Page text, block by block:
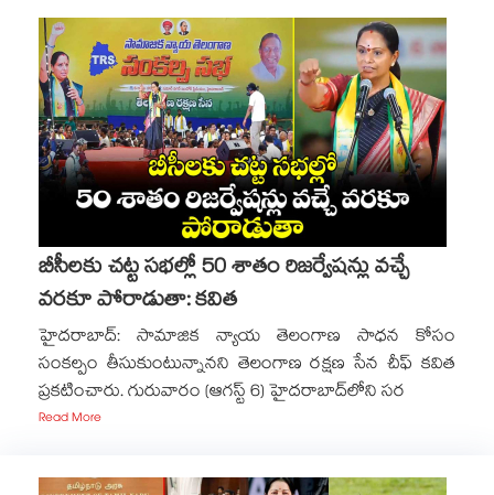
బీసీలకు చట్ట సభల్లో 50 శాతం రిజర్వేషన్లు వచ్చే
వరకూ పోరాడుతా: కవిత
హైదరాబాద్: సామాజిక న్యాయ తెలంగాణ సాధన కోసం
సంకల్పం తీసుకుంటున్నానని తెలంగాణ రక్షణ సేన చీఫ్ కవిత
ప్రకటించారు. గురువారం (ఆగస్ట్ 6) హైదరాబాద్‎లోని సర
Read More